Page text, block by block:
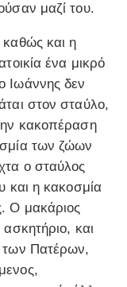
μαζί του.
και η
ένα μικρό
Ιωάννης δεν
στον σταύλο,
κακοπέραση
των ζώων
ο σταύλος
και η κακοσμία
Ο μακάριος
και
των Πατέρων,